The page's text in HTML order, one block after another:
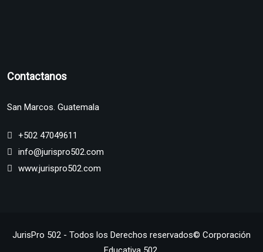
Contactanos
San Marcos. Guatemala
+502 47049611
info@jurispro502.com
www.jurispro502.com
JurisPro 502 - Todos los Derechos reservados© Corporación